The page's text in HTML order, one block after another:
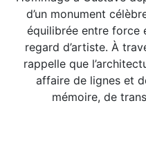
d’un monument
équilibrée entre force
regard d’artiste. À
rappelle que
affaire de lignes et
mémoire, de